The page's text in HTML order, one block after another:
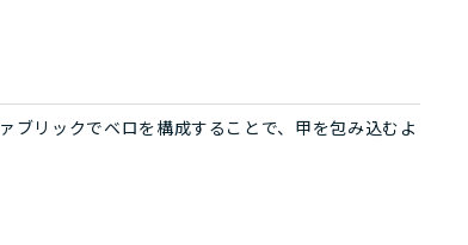
ブリックでベロを構成することで、甲を包み込むよ